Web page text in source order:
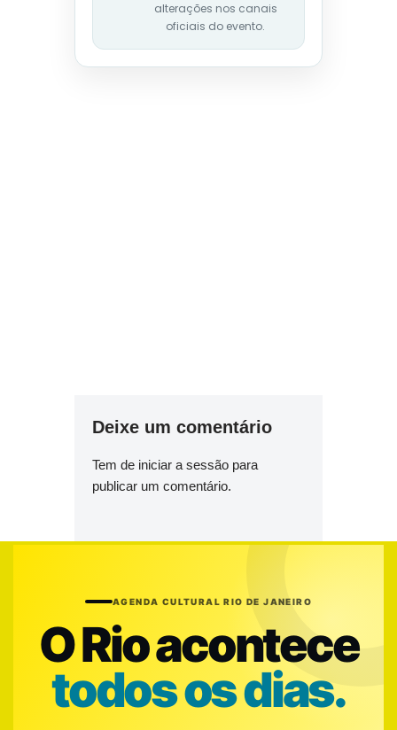
alterações nos canais
oficiais do evento.
Deixe um comentário
Tem de iniciar a sessão para
publicar um comentário.
AGENDA CULTURAL RIO DE JANEIRO
O Rio acontece
todos os dias.